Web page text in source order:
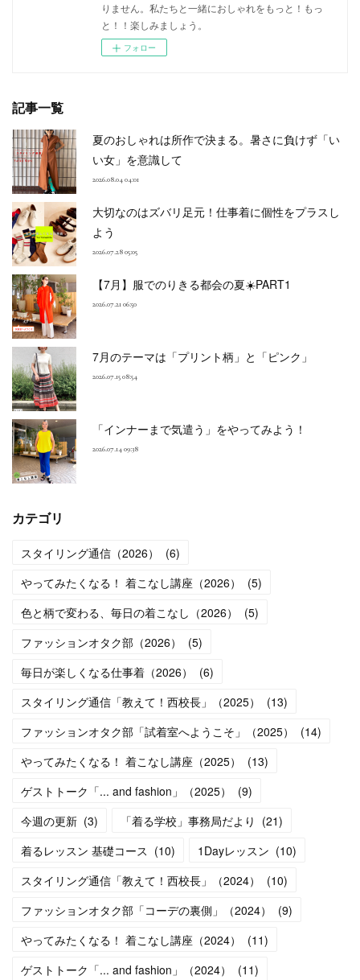
りません。私たちと一緒におしゃれをもっと！もっ
と！！楽しみましょう。
フォロー
記事一覧
夏のおしゃれは所作で決まる。暑さに負けず「い
い女」を意識して
2026.08.04 04:01
大切なのはズバリ足元！仕事着に個性をプラスし
よう
2026.07.28 05:05
【7月】服でのりきる都会の夏☀️PART1
2026.07.21 06:50
7月のテーマは「プリント柄」と「ピンク」
2026.07.15 08:54
「インナーまで気遣う」をやってみよう！
2026.07.14 09:38
カテゴリ
スタイリング通信（2026） (6)
やってみたくなる！ 着こなし講座（2026）
(5)
色と柄で変わる、毎日の着こなし（2026）
(5)
ファッションオタク部（2026）
(5)
毎日が楽しくなる仕事着（2026）
(6)
スタイリング通信「教えて！西校長」（2025）
(13)
ファッションオタク部「試着室へようこそ」（2025）
(14)
やってみたくなる！ 着こなし講座（2025）
(13)
ゲストトーク「... and fashion」（2025）
(9)
今週の更新 (3) 「着る学校」事務局だより (21)
着るレッスン 基礎コース (10) 1Dayレッスン (10)
スタイリング通信「教えて！西校長」（2024）
(10)
ファッションオタク部「コーデの裏側」（2024）
(9)
やってみたくなる！ 着こなし講座（2024）
(11)
ゲストトーク「... and fashion」（2024）
(11)